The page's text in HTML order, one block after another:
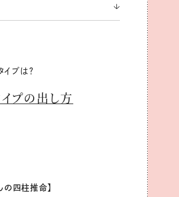
イプは？
プの出し方
の四柱推命】